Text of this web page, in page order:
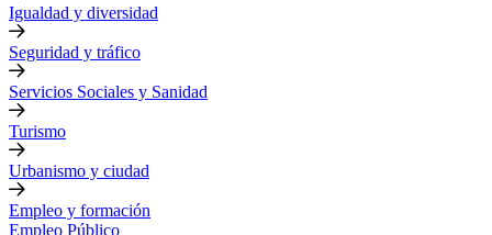
Igualdad y diversidad
Seguridad y tráfico
Servicios Sociales y Sanidad
Turismo
Urbanismo y ciudad
Empleo y formación
Empleo Público